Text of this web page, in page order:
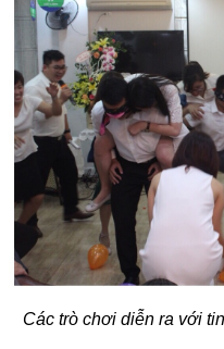
Các trò chơi diễn ra với